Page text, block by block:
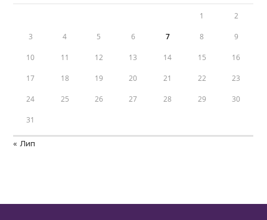
1 2
3 4 5 6 7 8 9
10 11 12 13 14 15 16
17 18 19 20 21 22 23
24 25 26 27 28 29 30
31
« Лип